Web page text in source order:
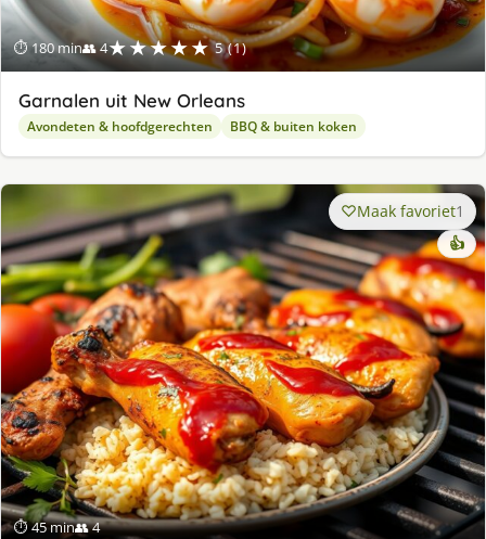
⏱ 180 min👥 4★★★★★ 5 (1)
Garnalen uit New Orleans
Avondeten & hoofdgerechten BBQ & buiten koken
⏱ 45 min👥 4
Maak favoriet1
👍